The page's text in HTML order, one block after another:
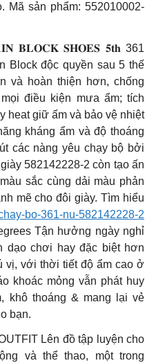
Mã sản phẩm: 552010002-
𝐁𝐋𝐎𝐂𝐊 𝐒𝐇𝐎𝐄𝐒 𝟓𝐭𝐡 361
Block độc quyền sau 5 thế
và hoàn thiện hơn, chống
điều kiện mưa ẩm; tích
heat giữ ấm và bảo vệ nhiệt
kháng ẩm và độ thoáng
các nàng yêu chạy bộ bởi
582142228-2 còn tạo ấn
sắc cùng dải màu phản
mẽ cho đôi giày. Tìm hiểu
bo-361-nu-582142228-2
Tận hưởng ngày nghỉ
dạo chơi hay đặc biệt hơn
vị, với thời tiết độ ẩm cao ở
khoác mỏng vẫn phát huy
khô thoáng & mang lại vẻ
bạn.
Lên đồ tập luyện cho
và thể thao, một trong